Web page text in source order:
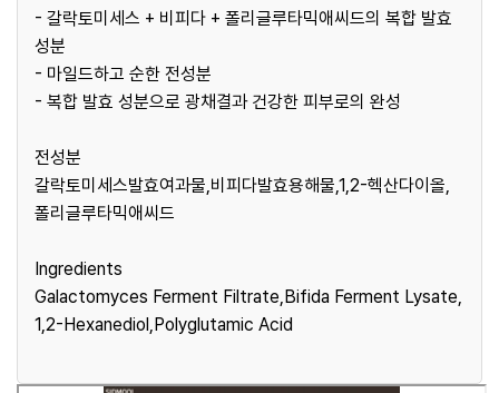
- 갈락토미세스 + 비피다 + 폴리글루타믹애씨드의 복합 발효
성분
- 마일드하고 순한 전성분
- 복합 발효 성분으로 광채결과 건강한 피부로의 완성
전성분
갈락토미세스발효여과물,비피다발효용해물,1,2-헥산다이올,
폴리글루타믹애씨드
Ingredients
Galactomyces Ferment Filtrate,Bifida Ferment Lysate,
1,2-Hexanediol,Polyglutamic Acid